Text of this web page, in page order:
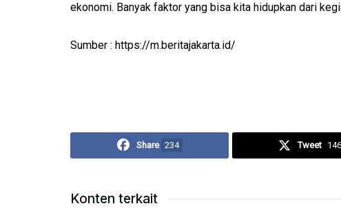
ekonomi. Banyak faktor yang bisa kita hidupkan dari
Sumber : https://m.beritajakarta.id/
Share 234 Tweet 146
Konten terkait